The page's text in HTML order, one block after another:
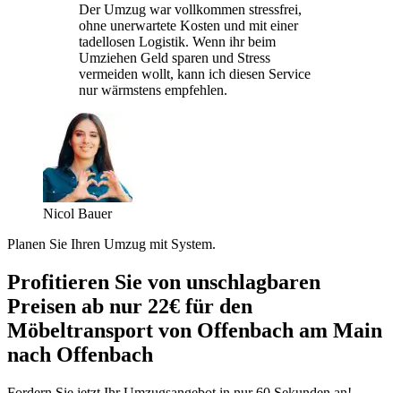
Der Umzug war vollkommen stressfrei,
ohne unerwartete Kosten und mit einer
tadellosen Logistik. Wenn ihr beim
Umziehen Geld sparen und Stress
vermeiden wollt, kann ich diesen Service
nur wärmstens empfehlen.
Nicol Bauer
Planen Sie Ihren Umzug mit System.
Profitieren Sie von unschlagbaren
Preisen ab nur 22€ für den
Möbeltransport von Offenbach am Main
nach Offenbach